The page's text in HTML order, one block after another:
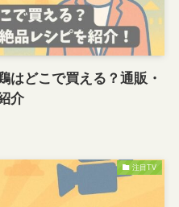
はどこで買える？通販・
介
注目TV